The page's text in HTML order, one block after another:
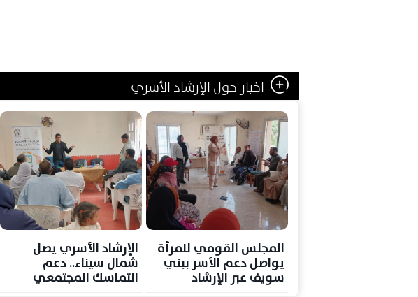
اخبار حول الإرشاد الأسري
المجلس القومي للمرأة
يواصل دعم الأسر ببني
سويف عبر الإرشاد
الإرشاد الأسري يصل
شمال سيناء.. دعم
التماسك المجتمعي